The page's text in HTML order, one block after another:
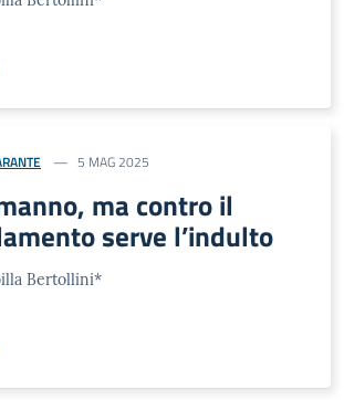
5 MAG 2025
ma contro il
serve l’indulto
Bertollini*